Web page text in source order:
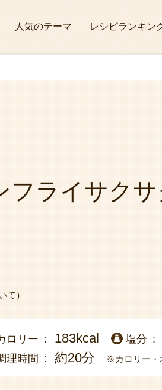
HOME人気のテーマ レシピランキン
フライサク
て ）
ロリー 183kcal 塩分
理時間 約20分 ※カロリー・